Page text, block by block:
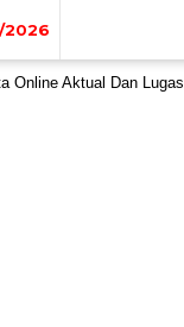
Online Aktual Dan Lugas